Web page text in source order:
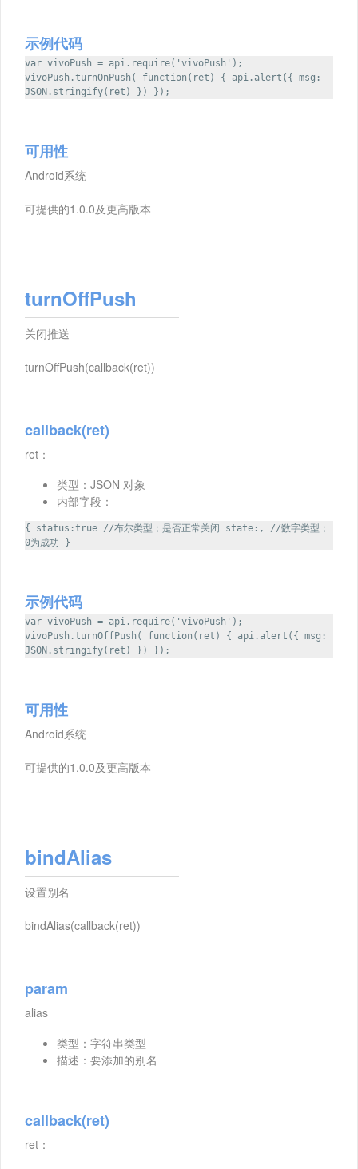
示例代码
var vivoPush = api.require('vivoPush');
vivoPush.turnOnPush( function(ret) { api.alert({ msg:
JSON.stringify(ret) }) });
可用性
Android系统
可提供的1.0.0及更高版本
turnOffPush
关闭推送
turnOffPush(callback(ret))
callback(ret)
ret：
类型：JSON 对象
内部字段：
{ status:true //布尔类型；是否正常关闭 state:, //数字类型；
0为成功 }
示例代码
var vivoPush = api.require('vivoPush');
vivoPush.turnOffPush( function(ret) { api.alert({ msg:
JSON.stringify(ret) }) });
可用性
Android系统
可提供的1.0.0及更高版本
bindAlias
设置别名
bindAlias(callback(ret))
param
alias
类型：字符串类型
描述：要添加的别名
callback(ret)
ret：